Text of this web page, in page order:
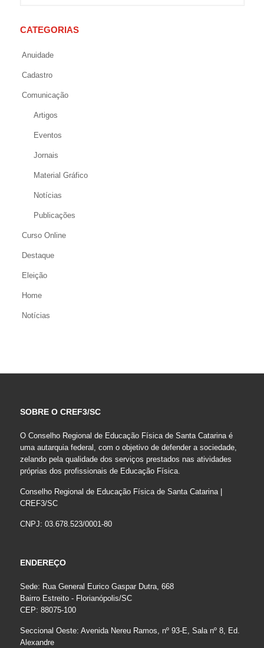
CATEGORIAS
Anuidade
Cadastro
Comunicação
Artigos
Eventos
Jornais
Material Gráfico
Notícias
Publicações
Curso Online
Destaque
Eleição
Home
Notícias
SOBRE O CREF3/SC
O Conselho Regional de Educação Física de Santa Catarina é
uma autarquia federal, com o objetivo de defender a sociedade,
zelando pela qualidade dos serviços prestados nas atividades
próprias dos profissionais de Educação Física.
Conselho Regional de Educação Física de Santa Catarina |
CREF3/SC
CNPJ: 03.678.523/0001-80
ENDEREÇO
Sede: Rua General Eurico Gaspar Dutra, 668
Bairro Estreito - Florianópolis/SC
CEP: 88075-100
Seccional Oeste: Avenida Nereu Ramos, nº 93-E, Sala nº 8, Ed.
Alexandre